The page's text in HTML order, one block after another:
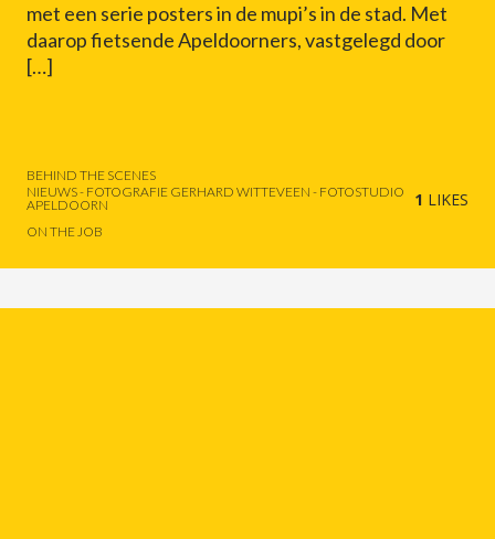
met een serie posters in de mupi’s in de stad. Met
daarop fietsende Apeldoorners, vastgelegd door
[…]
BEHIND THE SCENES
NIEUWS - FOTOGRAFIE GERHARD WITTEVEEN - FOTOSTUDIO
APELDOORN
ON THE JOB
1 LIKES